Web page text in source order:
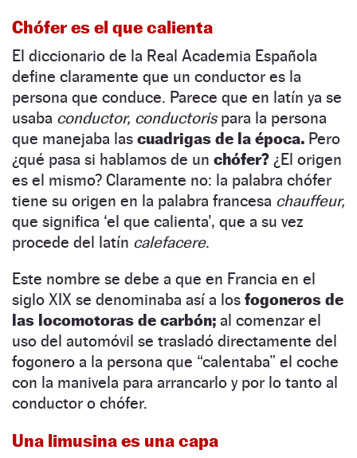
Chófer es el que calienta
El diccionario de la Real Academia Española
define claramente que un conductor es la
persona que conduce. Parece que en latín ya se
usaba conductor, conductorispara la persona
que manejaba las cuadrigas de la época. Pero
¿qué pasa si hablamos de un chófer? ¿El origen
es el mismo? Claramente no: la palabra chófer
tiene su origen en la palabra francesa chauffeur,
que significa ‘el que calienta’, que a su vez
procede del latín calefacere.
Este nombre se debe a que en Francia en el
siglo XIX se denominaba así a los fogoneros de
las locomotoras de carbón; al comenzar el
uso del automóvil se trasladó directamente del
fogonero a la persona que “calentaba” el coche
con la manivela para arrancarlo y por lo tanto al
conductor o chófer.
Una limusina es una capa